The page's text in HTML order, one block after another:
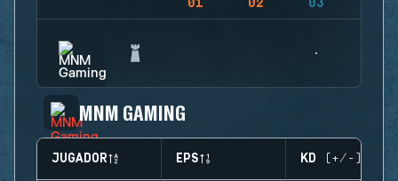
01 02 03
MNM GAMING
JUGADOR EPS KD (+/-)